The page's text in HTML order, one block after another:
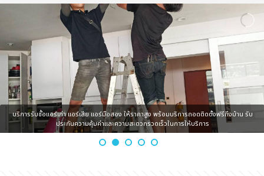
บริการรับซื้อแอร์เก่า แอร์เสีย แอร์มือสอง ให้ราคาสูง พร้อมบริการถอดติดตั้งฟรีถึงบ้าน รับ
ประกันความคุ้มค่าและความสะดวกรวดเร็วในการให้บริการ